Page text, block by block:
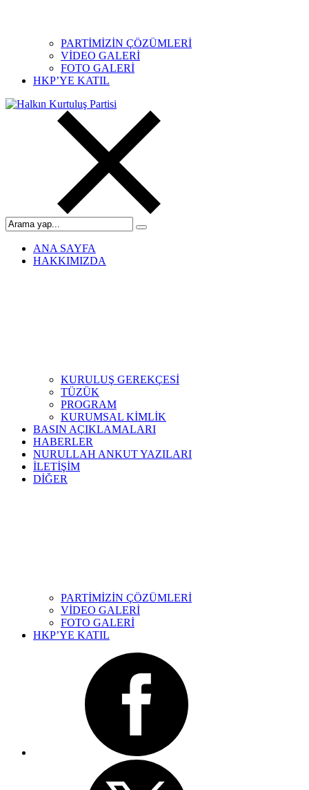
PARTİMİZİN ÇÖZÜMLERİ
VİDEO GALERİ
FOTO GALERİ
HKP’YE KATIL
ANA SAYFA
HAKKIMIZDA
KURULUŞ GEREKÇESİ
TÜZÜK
PROGRAM
KURUMSAL KİMLİK
BASIN AÇIKLAMALARI
HABERLER
NURULLAH ANKUT YAZILARI
İLETİŞİM
DİĞER
PARTİMİZİN ÇÖZÜMLERİ
VİDEO GALERİ
FOTO GALERİ
HKP’YE KATIL